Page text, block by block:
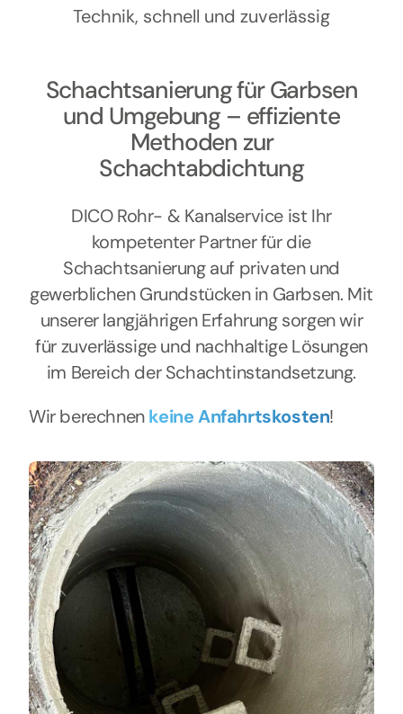
Technik, schnell und zuverlässig
Schachtsanierung für Garbsen
und Umgebung – effiziente
Methoden zur
Schachtabdichtung
DICO Rohr- & Kanalservice ist Ihr
kompetenter Partner für die
Schachtsanierung auf privaten und
gewerblichen Grundstücken in Garbsen. Mit
unserer langjährigen Erfahrung sorgen wir
für zuverlässige und nachhaltige Lösungen
im Bereich der Schachtinstandsetzung.
Wir berechnenkeine Anfahrtskosten!